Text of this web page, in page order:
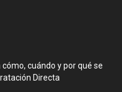
cuándo y por qué se
Directa